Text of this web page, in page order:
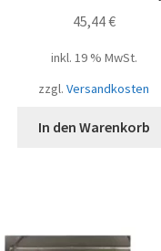
45,44€
inkl. 19 % MwSt.
zzgl. Versandkosten
In den Warenkorb